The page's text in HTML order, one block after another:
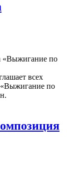
всех
«Выжигание по